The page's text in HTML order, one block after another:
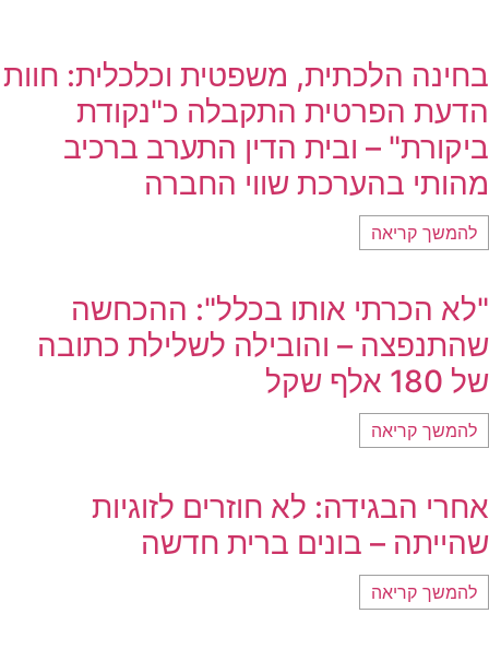
בחינה הלכתית, משפטית וכלכלית: חוות
הדעת הפרטית התקבלה כ"נקודת
ביקורת" – ובית הדין התערב ברכיב
מהותי בהערכת שווי החברה
להמשך קריאה
"לא הכרתי אותו בכלל": ההכחשה
שהתנפצה – והובילה לשלילת כתובה
של 180 אלף שקל
להמשך קריאה
אחרי הבגידה: לא חוזרים לזוגיות
שהייתה – בונים ברית חדשה
להמשך קריאה